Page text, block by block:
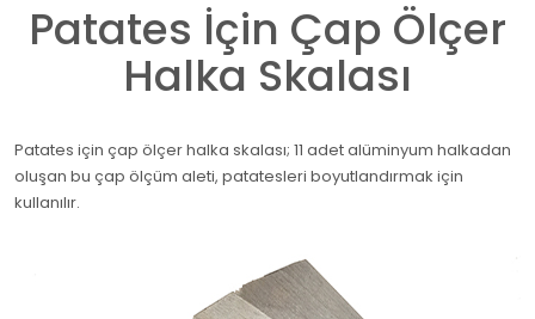
Patates İçin Çap Ölçer
Halka Skalası
Patates için çap ölçer halka skalası; 11 adet alüminyum halkadan
oluşan bu çap ölçüm aleti, patatesleri boyutlandırmak için
kullanılır.